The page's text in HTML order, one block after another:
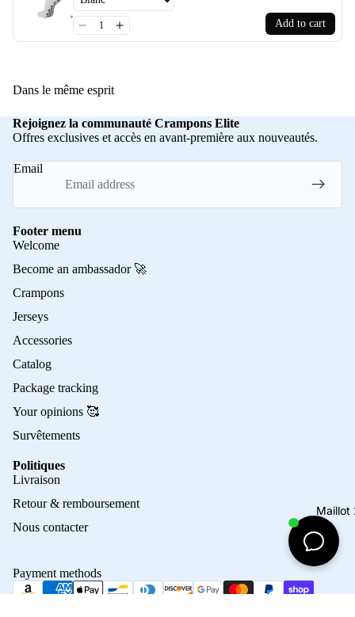
Add to cart
Dans le même esprit
Rejoignez la communauté Crampons Elite
Offres exclusives et accès en avant-première aux nouveautés.
Email
Footer menu
Welcome
Become an ambassador 🚀
Crampons
Jerseys
Accessories
Catalog
Package tracking
Your opinions 🥰
Survêtements
Politiques
Livraison
Retour & remboursement
Nous contacter
Payment methods
Terms of sale